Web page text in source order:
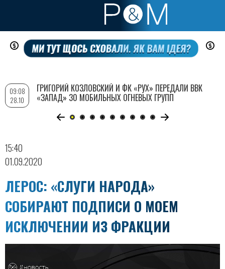
Перейти
содержанию
15:40
01.09.2020
ЛЕРОС: «СЛУГИ НАРОДА»
СОБИРАЮТ ПОДПИСИ О МОЕМ
ИСКЛЮЧЕНИИ ИЗ ФРАКЦИИ
09:08
28.10
ГРИГОРИЙ КОЗЛОВСКИЙ И ФК «РУХ» ПЕРЕДАЛИ ВВК
«ЗАПАД» 30 МОБИЛЬНЫХ ОГНЕВЫХ ГРУПП